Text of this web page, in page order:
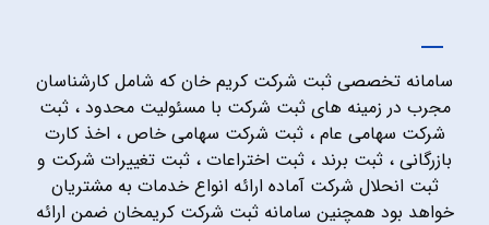
سامانه تخصصی ثبت شرکت کریم خان که شامل کارشناسان
مجرب در زمینه های ثبت شرکت با مسئولیت محدود ، ثبت
شرکت سهامی عام ، ثبت شرکت سهامی خاص ، اخذ کارت
بازرگانی ، ثبت برند ، ثبت اختراعات ، ثبت تغییرات شرکت و
ثبت انحلال شرکت آماده ارائه انواع خدمات به مشتریان
خواهد بود همچنین سامانه ثبت شرکت کریمخان ضمن ارائه